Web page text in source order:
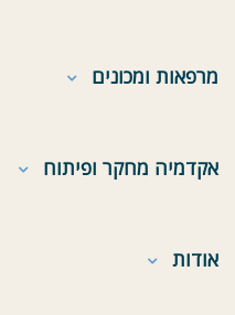
מרפאות ומכונים
אקדמיה מחקר ופיתוח
אודות